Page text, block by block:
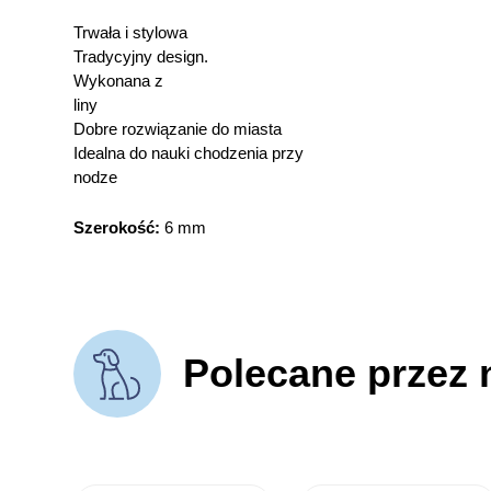
Trwała i stylowa
Tradycyjny design.
Wykonana z
liny
Dobre rozwiązanie do miasta
Idealna do nauki chodzenia przy
nodze
Szerokość: 6 mm
Polecane przez